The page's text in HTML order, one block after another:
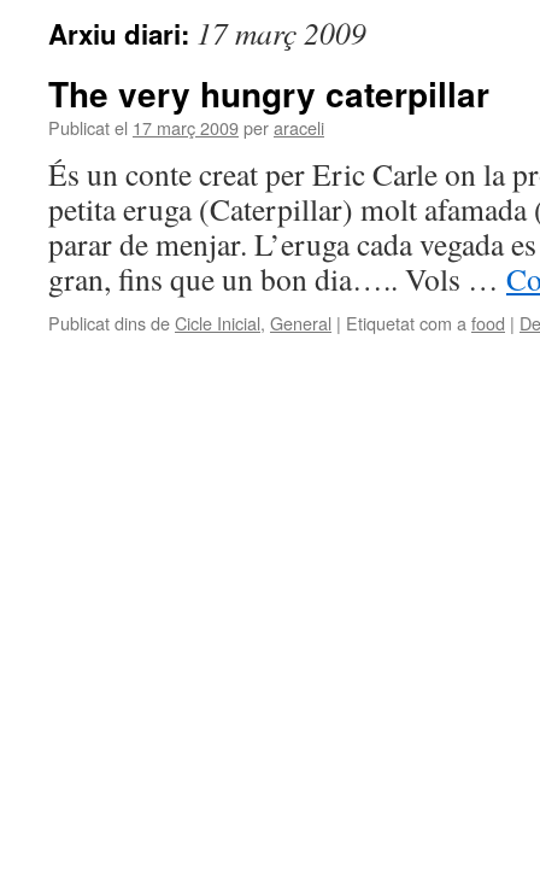
Arxiu diari: 17 març 2009
The very hungry caterpillar
Publicat el 17 març 2009peraraceli
És un conte creat per Eric Carle on la
petita eruga (Caterpillar) molt
parar de menjar. L’eruga cada vegada
gran, fins que un bon dia….. Vols …
Publicat dins deCicle Inicial, General | Etiquetat com a food |